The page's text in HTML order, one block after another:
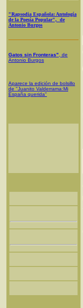
"Rapsodia Española: Antología
de la Poesía Popular", de
Antonio Burgos
Gatos sin Fronteras" , de
Antonio Burgos
Aparece la edición de bolsillo
de "Juanito Valderrama:Mi
España querida"